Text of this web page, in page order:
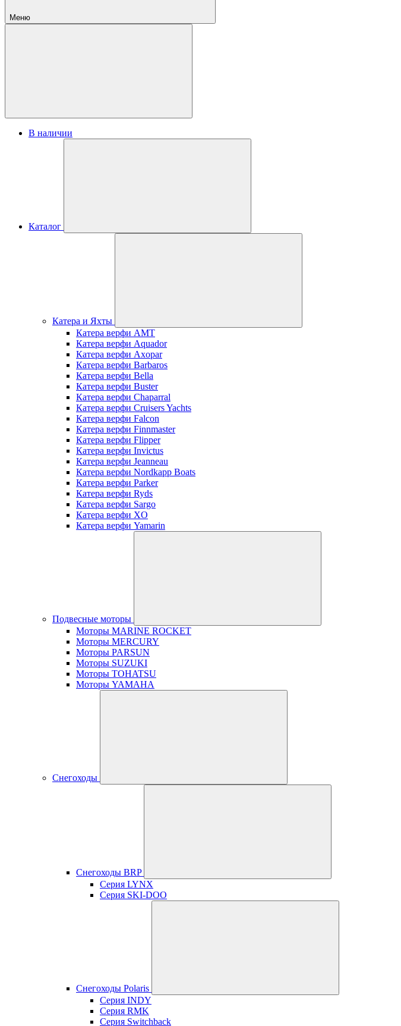
Меню
В наличии
Каталог
Катера и Яхты
Катера верфи AMT
Катера верфи Aquador
Катера верфи Axopar
Катера верфи Barbaros
Катера верфи Bella
Катера верфи Buster
Катера верфи Chaparral
Катера верфи Cruisers Yachts
Катера верфи Falcon
Катера верфи Finnmaster
Катера верфи Flipper
Катера верфи Invictus
Катера верфи Jeanneau
Катера верфи Nordkapp Boats
Катера верфи Parker
Катера верфи Ryds
Катера верфи Sargo
Катера верфи XO
Катера верфи Yamarin
Подвесные моторы
Моторы MARINE ROCKET
Моторы MERCURY
Моторы PARSUN
Моторы SUZUKI
Моторы TOHATSU
Моторы YAMAHA
Снегоходы
Снегоходы BRP
Серия LYNX
Серия SKI-DOO
Снегоходы Polaris
Серия INDY
Серия RMK
Серия Switchback